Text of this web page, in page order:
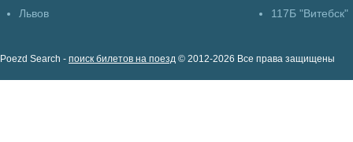
Львов
117Б "Витебск"
Poezd Search - поиск билетов на поезд © 2012-2026 Все права защищены